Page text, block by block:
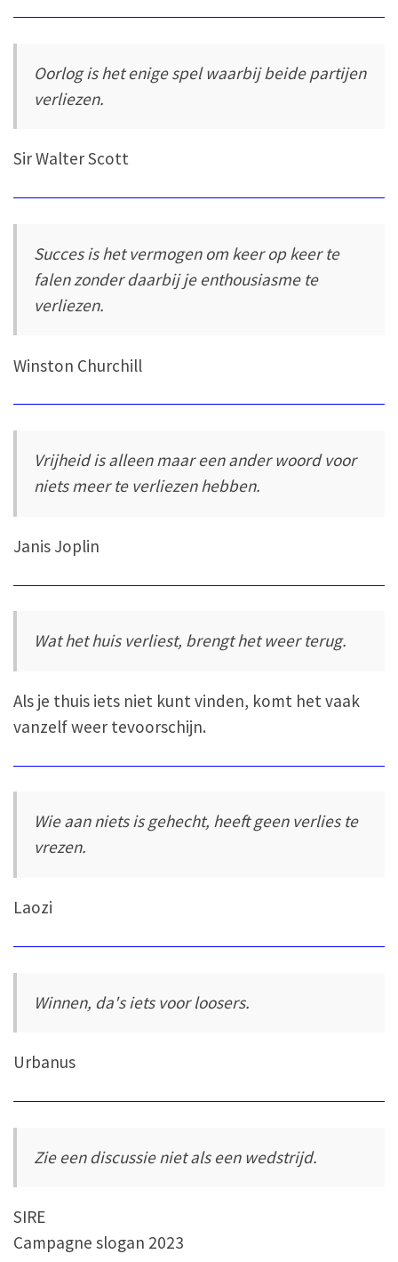
Oorlog is het enige spel waarbij beide partijen
verliezen.
Sir Walter Scott
Succes is het vermogen om keer op keer te
falen zonder daarbij je enthousiasme te
verliezen.
Winston Churchill
Vrijheid is alleen maar een ander woord voor
niets meer te verliezen hebben.
Janis Joplin
Wat het huis verliest, brengt het weer terug.
Als je thuis iets niet kunt vinden, komt het vaak
vanzelf weer tevoorschijn.
Wie aan niets is gehecht, heeft geen verlies te
vrezen.
Laozi
Winnen, da's iets voor loosers.
Urbanus
Zie een discussie niet als een wedstrijd.
SIRE
Campagne slogan 2023